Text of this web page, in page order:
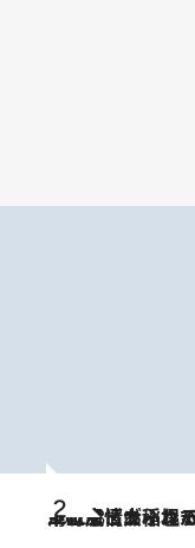
2026.8.5
下町風情あふれる台北屈指の人気エリア・大稲埕でセンスのいい台湾土産《ヴ